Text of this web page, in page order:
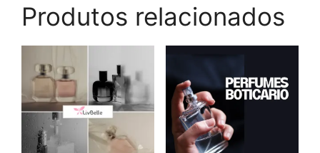
Produtos relacionados